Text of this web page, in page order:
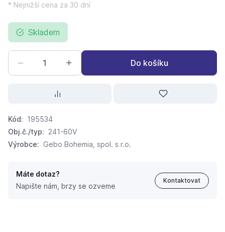
* Nejnižší cena za 30 dní
Skladem
Do košíku
Kód: 195534
Obj.č./typ: 241-60V
Výrobce: Gebo Bohemia, spol. s r.o.
Máte dotaz?
Napište nám, brzy se ozveme
Kontaktovat